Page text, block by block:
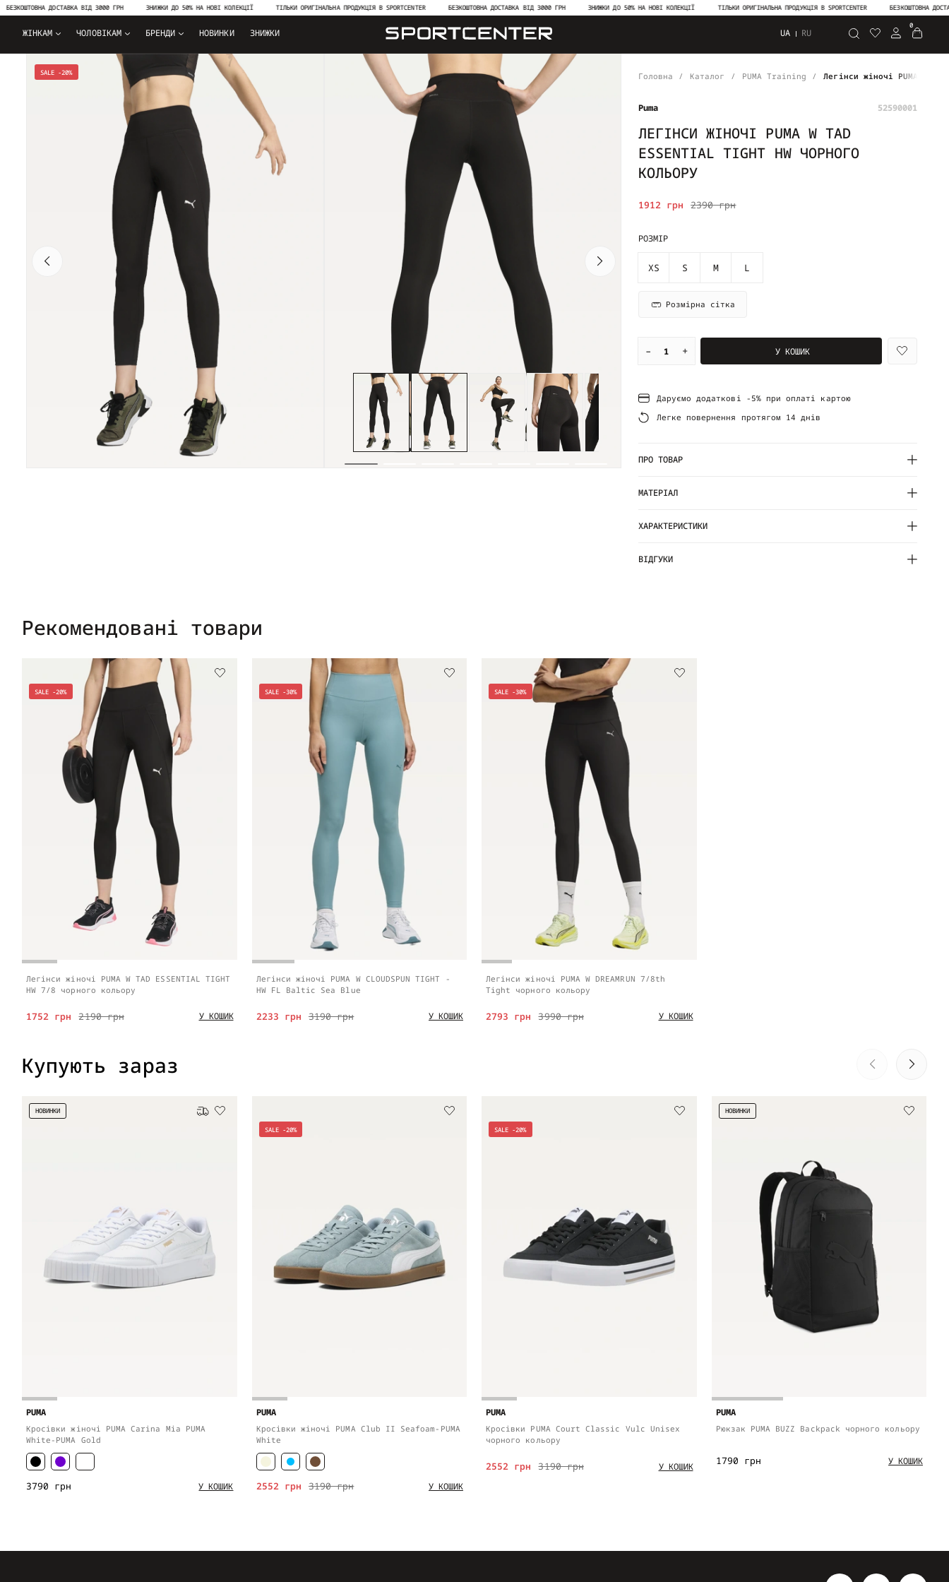
ДОСТАВКА ВІД 3000 ГРН ЗНИЖКИ ДО 50% НА НОВІ КОЛЕКЦІЇ ТІЛЬКИ ОРИГІНАЛЬНА ПРОДУКЦІЯ В SPORTCENTER БЕЗКОШТОВНА ДОСТАВКА ВІД 3000 ГРН ЗНИЖКИ ДО 50% НА НОВІ КОЛЕКЦІЇ ТІЛЬКИ ОРИГІНАЛЬНА ПРОДУКЦІЯ В SPORTCENTER БЕЗКОШТОВНА ДОСТАВКА
ЖІНКАМ ЧОЛОВІКАМ БРЕНДИ НОВИНКИ ЗНИЖКИ UA RU Пошук
0
SALE -20% Головна Каталог PUMA Training Легінси жіночі PUMA W
Puma 52590001
ЛЕГІНСИ ЖІНОЧІ PUMA W TAD
ESSENTIAL TIGHT HW ЧОРНОГО
КОЛЬОРУ
2390 грн
1912 грн
РОЗМІР
XS S M L
Розмірна сітка
– + У КОШИК
Даруємо додаткові -5% при оплаті картою
Легке повернення протягом 14 днів
ПРО ТОВАР
МАТЕРІАЛ
ХАРАКТЕРИСТИКИ
ВІДГУКИ
Рекомендовані товари
SALE -20%
Легінси жіночі PUMA W TAD ESSENTIAL TIGHT
HW 7/8 чорного кольору
2190 грн
1752 грн У КОШИК
SALE -30%
Легінси жіночі PUMA W CLOUDSPUN TIGHT -
HW FL Baltic Sea Blue
3190 грн
2233 грн У КОШИК
SALE -30%
Легінси жіночі PUMA W DREAMRUN 7/8th
Tight чорного кольору
3990 грн
2793 грн У КОШИК
Купують зараз
НОВИНКИ Безкоштовна доставка
PUMA
Кросівки жіночі PUMA Carina Mia PUMA
White-PUMA Gold
3790 грн У КОШИК
SALE -20%
PUMA
Кросівки жіночі PUMA Club II Seafoam-PUMA
White
3190 грн
2552 грн У КОШИК
SALE -20%
PUMA
Кросівки PUMA Court Classic Vulc Unisex
чорного кольору
3190 грн
2552 грн У КОШИК
НОВИНКИ
PUMA
Рюкзак PUMA BUZZ Backpack чорного кольору
1790 грн У КОШИК